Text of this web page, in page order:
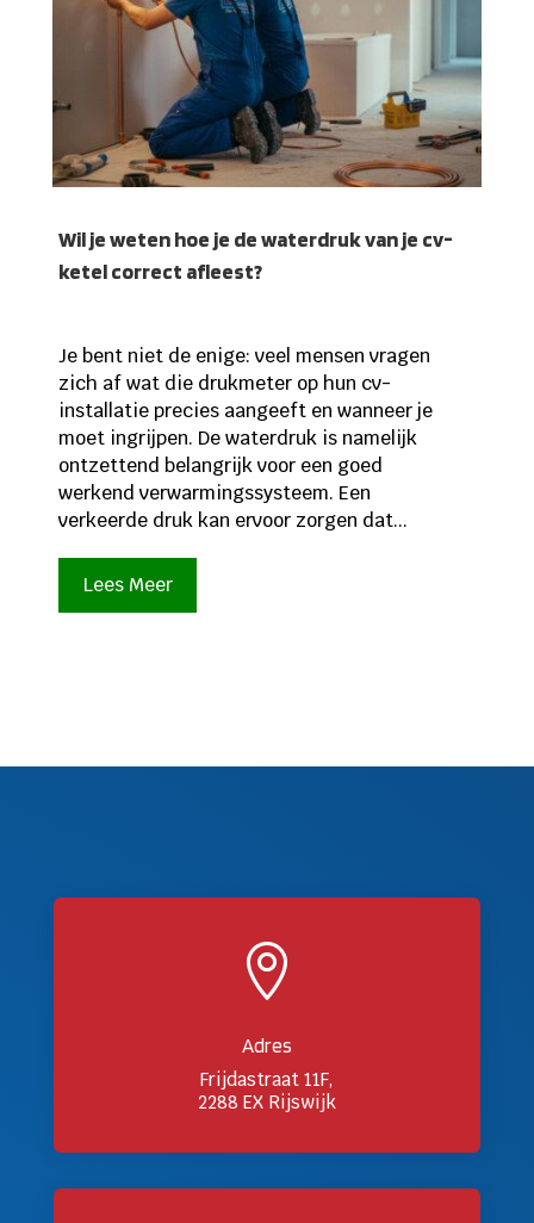
Wil je weten hoe je de waterdruk van je cv-
ketel correct afleest?
Je bent niet de enige: veel mensen vragen
zich af wat die drukmeter op hun cv-
installatie precies aangeeft en wanneer je
moet ingrijpen. De waterdruk is namelijk
ontzettend belangrijk voor een goed
werkend verwarmingssysteem. Een
verkeerde druk kan ervoor zorgen dat...
Lees Meer

Adres
Frijdastraat 11F,
2288 EX Rijswijk